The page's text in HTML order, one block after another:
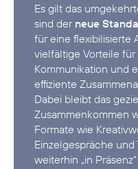
Es gilt das
sind der neue
für eine flexibilisierte
vielfältige Vorteile
Kommunikation und
effiziente
Dabei bleibt das
Zusammenkommen
Formate wie
Einzelgespräche
weiterhin „in